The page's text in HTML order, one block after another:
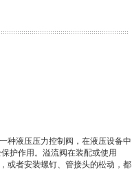
种液压压力控制阀，在液压设备中
护作用。溢流阀在装配或使用
或者安装螺钉、管接头的松动，都